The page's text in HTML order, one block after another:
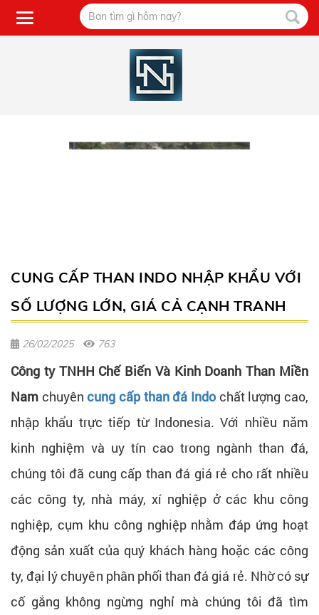
CUNG CẤP THAN INDO NHẬP KHẨU VỚI
SỐ LƯỢNG LỚN, GIÁ CẢ CẠNH TRANH
26/02/2025 763
Công ty TNHH Chế Biến Và Kinh Doanh Than Miền
Nam chuyêncung cấp than đá Indo chất lượng cao,
nhập khẩu trực tiếp từ Indonesia. Với nhiều năm
kinh nghiệm và uy tín cao trong ngành than đá,
chúng tôi đã cung cấp than đá giá rẻ cho rất nhiều
các công ty, nhà máy, xí nghiệp ở các khu công
nghiệp, cụm khu công nghiệp nhằm đáp ứng hoạt
động sản xuất của quý khách hàng hoặc các công
ty, đại lý chuyên phân phối than đá giá rẻ. Nhờ có sự
cố gắng không ngừng nghỉ mà chúng tôi đã tìm